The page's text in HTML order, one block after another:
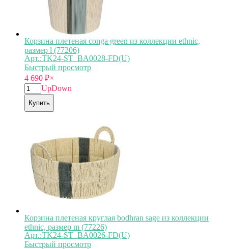
Корзина плетеная conga green из коллекции ethnic,
размер l (77206)
Арт.:TK24-ST_BA0028-FD(U)
Быстрый просмотр
4 690 ₽×
UpDown
Купить
Корзина плетеная круглая bodhran sage из коллекции
ethnic, размер m (77226)
Арт.:TK24-ST_BA0026-FD(U)
Быстрый просмотр